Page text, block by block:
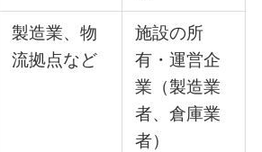
製造業、物
流拠点など
施設の所
有・運営企
業（製造業
者、倉庫業
者）